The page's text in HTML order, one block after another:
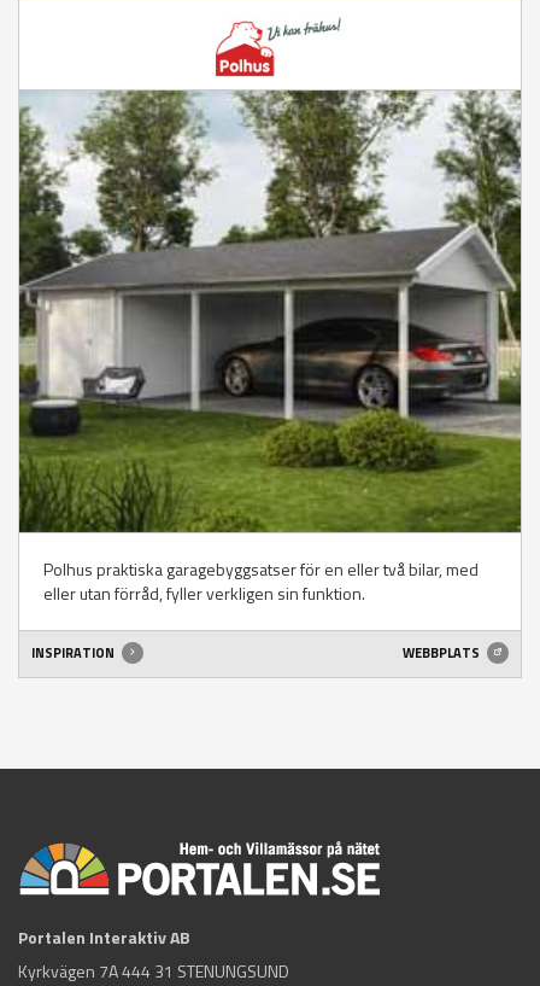
Polhus praktiska garagebyggsatser för en eller två bilar, med
eller utan förråd, fyller verkligen sin funktion.
INSPIRATION WEBBPLATS
Portalen Interaktiv AB
Kyrkvägen 7A 444 31 STENUNGSUND